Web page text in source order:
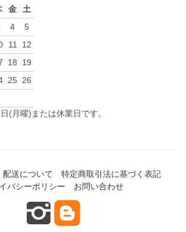
金
土
4
5
11
12
18
19
25 26
(月曜)または休業日です。
配送について
特定商取引法に基づく表記
バシーポリシー
お問い合わせ